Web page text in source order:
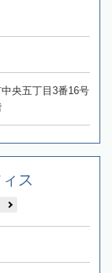
央五丁目3番16号
ス